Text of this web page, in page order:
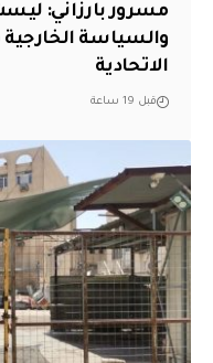
مسرور بارزاني:
والسياسة
الاتحادية
قبل 19 ساعة